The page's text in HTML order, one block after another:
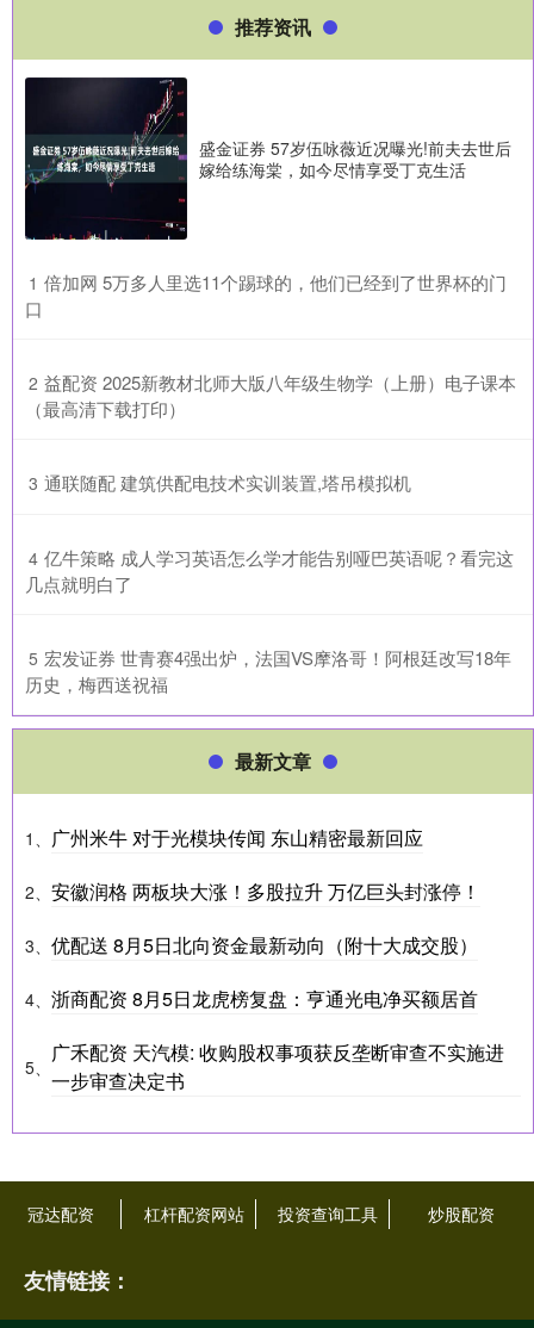
推荐资讯
盛金证券 57岁伍咏薇近况曝光!前夫去世后
嫁给练海棠，如今尽情享受丁克生活
1 ​倍加网 5万多人里选11个踢球的，他们已经到了世界杯的门
口
2 ​益配资 2025新教材北师大版八年级生物学（上册）电子课本
（最高清下载打印）
3 ​通联随配 建筑供配电技术实训装置,塔吊模拟机
4 ​亿牛策略 成人学习英语怎么学才能告别哑巴英语呢？看完这
几点就明白了
5 ​宏发证券 世青赛4强出炉，法国VS摩洛哥！阿根廷改写18年
历史，梅西送祝福
最新文章
1、 广州米牛 对于光模块传闻 东山精密最新回应
2、 安徽润格 两板块大涨！多股拉升 万亿巨头封涨停！
3、 优配送 8月5日北向资金最新动向（附十大成交股）
4、 浙商配资 8月5日龙虎榜复盘：亨通光电净买额居首
5、
广禾配资 天汽模: 收购股权事项获反垄断审查不实施进
一步审查决定书
冠达配资 杠杆配资网站 投资查询工具 炒股配资
友情链接：